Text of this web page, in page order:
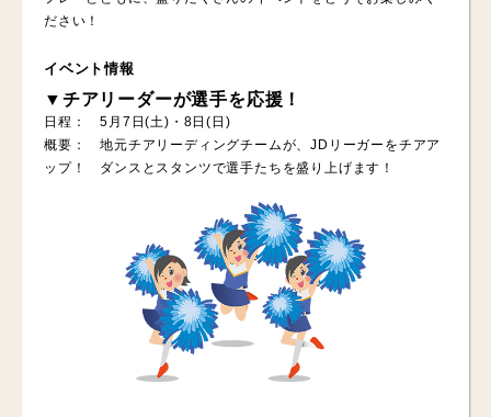
ださい！
イベント情報
▼チアリーダーが選手を応援！
日程： 5月7日(土)・8日(日)
概要： 地元チアリーディングチームが、JDリーガーをチアア
ップ！ ダンスとスタンツで選手たちを盛り上げます！